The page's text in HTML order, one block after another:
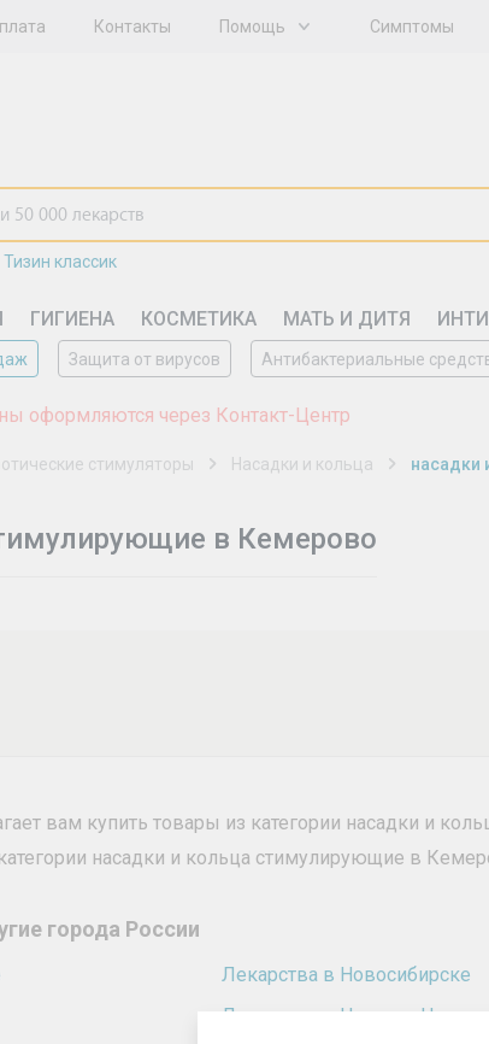
Контакты Помощь Симптомы
Тизин классик
ГИГИЕНА КОСМЕТИКА МАТЬ И ДИТЯ
Защита от вирусов Антибактериальные
оформляются через Контакт-Центр
стимуляторы Насадки и кольца насадки
в Кемерово
вам купить товары из категории насадки и
насадки и кольца стимулирующие в
города России
Лекарства в Новосибирске
Лекарства в Нижнем